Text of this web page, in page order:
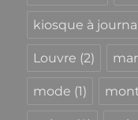
kiosque à
Louvre (2)
mode (1)